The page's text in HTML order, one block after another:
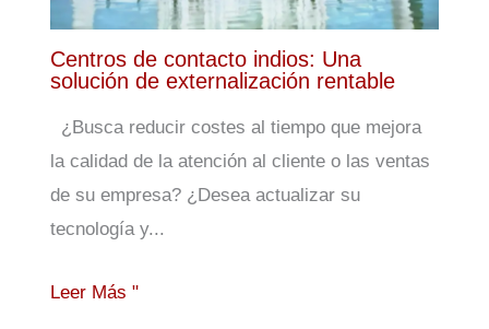
Centros de contacto indios: Una
solución de externalización rentable
¿Busca reducir costes al tiempo que mejora
la calidad de la atención al cliente o las ventas
de su empresa? ¿Desea actualizar su
tecnología y...
Leer Más "